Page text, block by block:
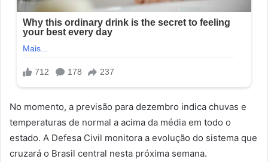
No momento, a previsão para dezembro indica chuvas e
temperaturas de normal a acima da média em todo o
estado. A Defesa Civil monitora a evolução do sistema que
cruzará o Brasil central nesta próxima semana.